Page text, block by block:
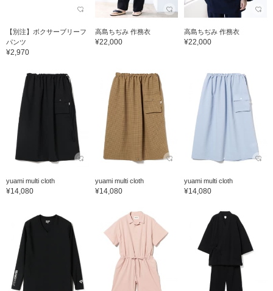
【別注】ボクサーブリーフ
パンツ
¥2,970
高島ちぢみ 作務衣
¥22,000
高島ちぢみ 作務衣
¥22,000
yuami multi cloth
¥14,080
yuami multi cloth
¥14,080
yuami multi cloth
¥14,080